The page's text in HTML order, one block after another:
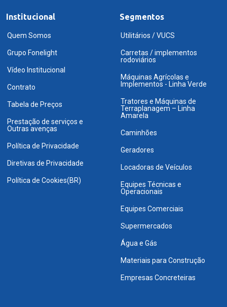
Institucional
Quem Somos
Grupo Fonelight
Vídeo Institucional
Contrato
Tabela de Preços
Prestação de serviços e
Outras avenças
Política de Privacidade
Diretivas de Privacidade
Política de Cookies(BR)
Segmentos
Utilitários / VUCS
Carretas / implementos
rodoviários
Máquinas Agrícolas e
Implementos - Linha Verde
Tratores e Máquinas de
Terraplanagem – Linha
Amarela
Caminhões
Geradores
Locadoras de Veículos
Equipes Técnicas e
Operacionais
Equipes Comerciais
Supermercados
Água e Gás
Materiais para Construção
Empresas Concreteiras